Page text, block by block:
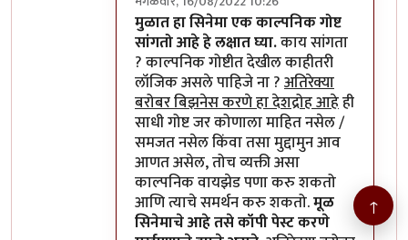
In reply toमुळात हा सिनेमा एक काल्पनिक
मुळात हा सिनेमा एक काल्पनिक गोष्ट
सांगतो आहे हे लक्षात घ्या.काय सांगता
? काल्पनिक गोष्टीत देखील काहीतरी
लॉजिक असले पाहिजे ना ?अतिरेक्या
बरोबर बिझनेस करणे हा देशद्रोह आहेही
साधी गोष्ट जर कोणाला माहित नसेल /
समजत नसेल किंवा तसा मुद्दामुन आव
आणत असेल, तोच व्यक्ती असा
काल्पनिक वायझेड पणा करु शकतो
आणि त्याचे समर्थन करु शकतो.मूळ
सिनेमाचे आहे तसे कॉपी पेस्ट करणे
↑